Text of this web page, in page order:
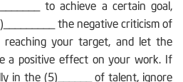
to achieve a certain goal,
the negative criticism of
your target, and let the
a positive effect on your work. If
in the (5)______ of talent, ignore